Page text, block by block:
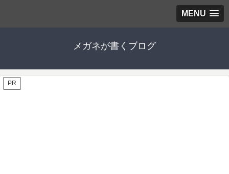
MENU
メガネが書くブログ
PR